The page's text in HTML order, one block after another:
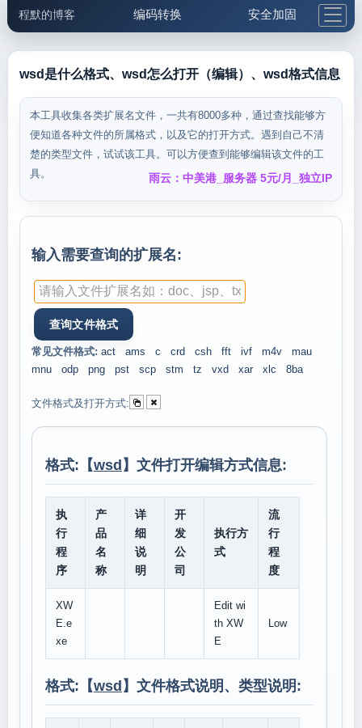
程默的博客 编码转换 安全加固
邮件工具 生活便民 更多工具
5.1支付宝大红包
wsd是什么格式、wsd怎么打开（编辑）、wsd格式信息
本工具收集各类扩展名文件，一共有8000多种，通过查找能够方
便知道各种文件的所属格式，以及它的打开方式。遇到自己不清
楚的类型文件，试试该工具。可以方便查到能够编辑该文件的工
具。
雨云：中美港_服务器 5元/月_独立IP
输入需要查询的扩展名:
常见文件格式: act ams c crd csh fft ivf m4v
mau
mnu
odp png pst scp stm tz vxd xar xlc 8ba
文件格式及打开方式:
格式:【wsd 】文件打开编辑方式信息:
执
行
程
序
产
品
名
称
详
细
说
明
开
发
公
司
执行方
式
流
行
程
度
XW
E.e
xe
Edit wi
th XW
E
Low
格式:【wsd 】文件格式说明、类型说明: